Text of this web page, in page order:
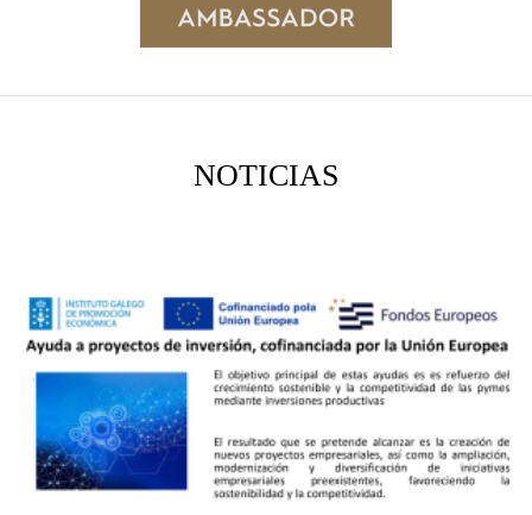
NOTICIAS